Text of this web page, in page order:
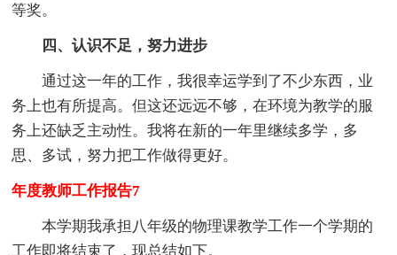
等奖。
四、认识不足，努力进步
通过这一年的工作，我很幸运学到了不少东西，业
务上也有所提高。但这还远远不够，在环境为教学的服
务上还缺乏主动性。我将在新的一年里继续多学，多
思、多试，努力把工作做得更好。
年度教师工作报告7
本学期我承担八年级的物理课教学工作一个学期的
工作即将结束了，现总结如下。